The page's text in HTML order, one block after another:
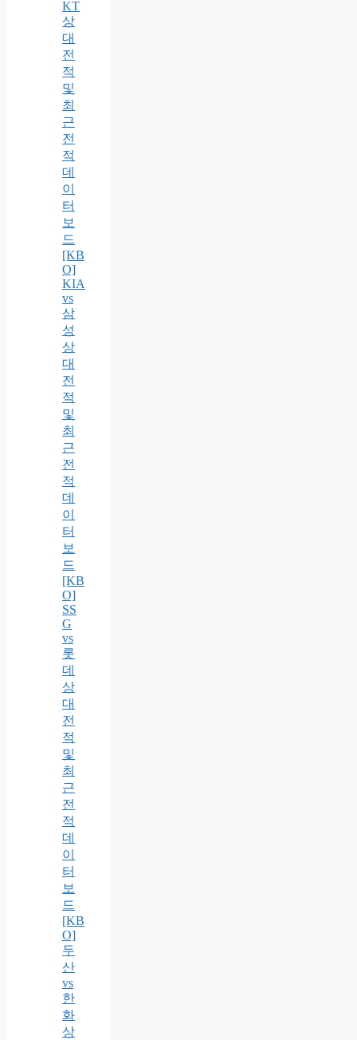
KT
상
대
전
적
및
최
근
전
적
데
이
터
보
드
[KB
O]
KIA
vs
삼
성
상
대
전
적
및
최
근
전
적
데
이
터
보
드
[KB
O]
SS
G
vs
롯
데
상
대
전
적
및
최
근
전
적
데
이
터
보
드
[KB
O]
두
산
vs
한
화
상